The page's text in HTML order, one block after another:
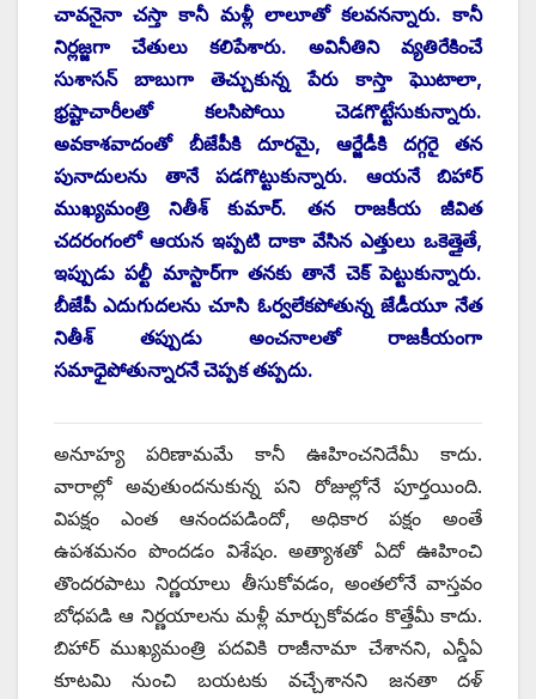
చావనైనా చస్తా కానీ మళ్లీ లాలూతో కలవనన్నారు. కానీ
నిర్లజ్జగా చేతులు కలిపేశారు. అవినీతిని వ్యతిరేకించే
సుశాసన్‌ ‌బాబుగా తెచ్చుకున్న పేరు కాస్తా ఘొటాలా,
భ్రష్టాచారీలతో కలసిపోయి చెడగొట్టేసుకున్నారు.
అవకాశవాదంతో బీజేపీకి దూరమై, ఆర్జేడీకి దగ్గరై తన
పునాదులను తానే పడగొట్టుకున్నారు. ఆయనే బిహార్‌
‌ముఖ్యమంత్రి నితీశ్‌ ‌కుమార్‌. ‌తన రాజకీయ జీవిత
చదరంగంలో ఆయన ఇప్పటి దాకా వేసిన ఎత్తులు ఒకెత్తైతే,
ఇప్పుడు పల్టీ మాస్టార్‌గా తనకు తానే చెక్‌ ‌పెట్టుకున్నారు.
బీజేపీ ఎదుగుదలను చూసి ఓర్వలేకపోతున్న జేడీయూ నేత
నితీశ్‌ ‌తప్పుడు అంచనాలతో రాజకీయంగా
సమాధైపోతున్నారనే చెప్పక తప్పదు.
అనూహ్య పరిణామమే కానీ ఊహించనిదేమీ కాదు.
వారాల్లో అవుతుందనుకున్న పని రోజుల్లోనే పూర్తయింది.
విపక్షం ఎంత ఆనందపడిందో, అధికార పక్షం అంతే
ఉపశమనం పొందడం విశేషం. అత్యాశతో ఏదో ఊహించి
తొందరపాటు నిర్ణయాలు తీసుకోవడం, అంతలోనే వాస్తవం
బోధపడి ఆ నిర్ణయాలను మళ్లీ మార్చుకోవడం కొత్తేమీ కాదు.
బిహార్‌ ‌ముఖ్యమంత్రి పదవికి రాజీనామా చేశానని, ఎన్డీఏ
కూటమి నుంచి బయటకు వచ్చేశానని జనతా దళ్‌